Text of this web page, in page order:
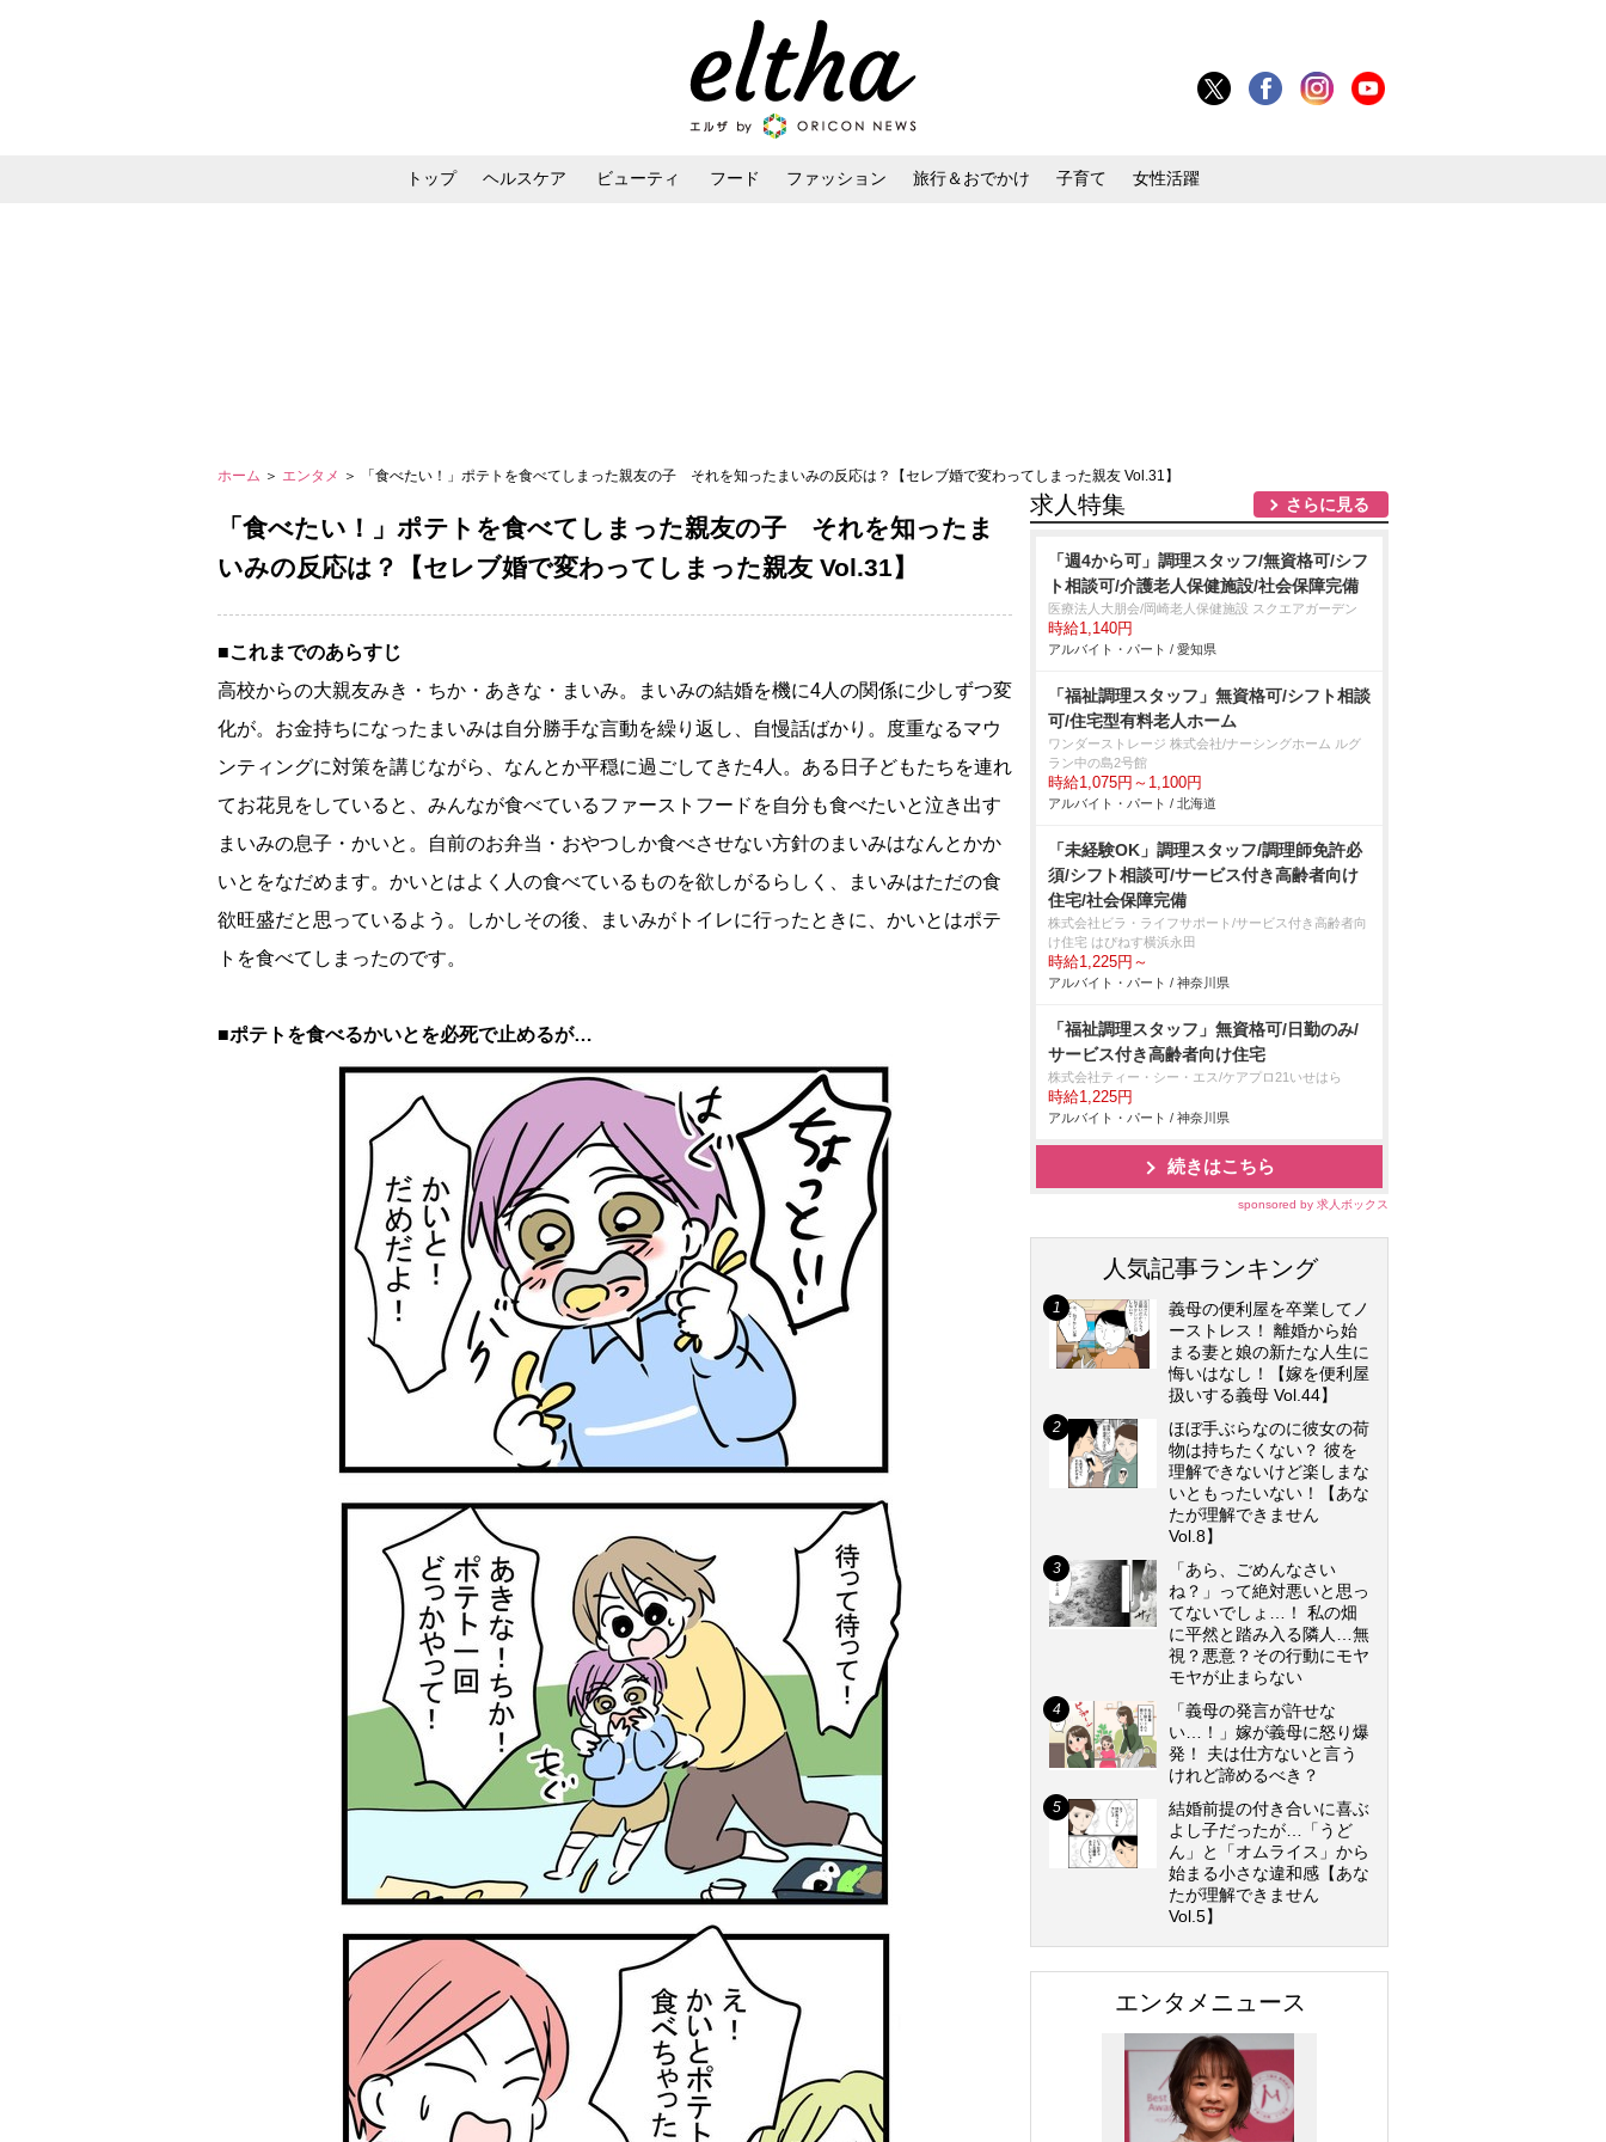
トップ ヘルスケア ビューティ フード ファッション 旅行＆おでかけ 子育て 女性活躍
ホーム ＞ エンタメ ＞ 「食べたい！」ポテトを食べてしまった親友の子 それを知ったまいみの反応は？【セレブ婚で変わってしまった親友 Vol.31】
「食べたい！」ポテトを食べてしまった親友の子 それを知ったま
いみの反応は？【セレブ婚で変わってしまった親友 Vol.31】
■これまでのあらすじ
高校からの大親友みき・ちか・あきな・まいみ。まいみの結婚を機に4人の関係に少しずつ変
化が。お金持ちになったまいみは自分勝手な言動を繰り返し、自慢話ばかり。度重なるマウ
ンティングに対策を講じながら、なんとか平穏に過ごしてきた4人。ある日子どもたちを連れ
てお花見をしていると、みんなが食べているファーストフードを自分も食べたいと泣き出す
まいみの息子・かいと。自前のお弁当・おやつしか食べさせない方針のまいみはなんとかか
いとをなだめます。かいとはよく人の食べているものを欲しがるらしく、まいみはただの食
欲旺盛だと思っているよう。しかしその後、まいみがトイレに行ったときに、かいとはポテ
トを食べてしまったのです。
■ポテトを食べるかいとを必死で止めるが…
求人特集 さらに見る
「週4から可」調理スタッフ/無資格可/シフ
ト相談可/介護老人保健施設/社会保障完備
医療法人大朋会/岡崎老人保健施設 スクエアガーデン
時給1,140円
アルバイト・パート / 愛知県
「福祉調理スタッフ」無資格可/シフト相談
可/住宅型有料老人ホーム
ワンダーストレージ 株式会社/ナーシングホーム ルグ
ラン中の島2号館
時給1,075円～1,100円
アルバイト・パート / 北海道
「未経験OK」調理スタッフ/調理師免許必
須/シフト相談可/サービス付き高齢者向け
住宅/社会保障完備
株式会社ビラ・ライフサポート/サービス付き高齢者向
け住宅 はぴねす横浜永田
時給1,225円～
アルバイト・パート / 神奈川県
「福祉調理スタッフ」無資格可/日勤のみ/
サービス付き高齢者向け住宅
株式会社ティー・シー・エス/ケアプロ21いせはら
時給1,225円
アルバイト・パート / 神奈川県
続きはこちら
sponsored by 求人ボックス
人気記事ランキング
義母の便利屋を卒業してノ
ーストレス！ 離婚から始
まる妻と娘の新たな人生に
悔いはなし！【嫁を便利屋
扱いする義母 Vol.44】
ほぼ手ぶらなのに彼女の荷
物は持ちたくない？ 彼を
理解できないけど楽しまな
いともったいない！【あな
たが理解できません
Vol.8】
「あら、ごめんなさい
ね？」って絶対悪いと思っ
てないでしょ…！ 私の畑
に平然と踏み入る隣人…無
視？悪意？その行動にモヤ
モヤが止まらない
「義母の発言が許せな
い…！」嫁が義母に怒り爆
発！ 夫は仕方ないと言う
けれど諦めるべき？
結婚前提の付き合いに喜ぶ
よし子だったが…「うど
ん」と「オムライス」から
始まる小さな違和感【あな
たが理解できません
Vol.5】
エンタメニュース